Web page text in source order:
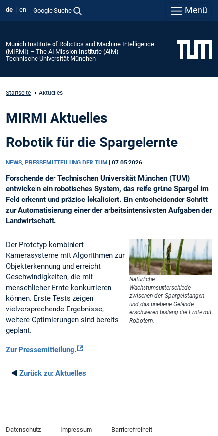
de en Google Suche Menü
Munich Institute of Robotics and Machine Intelligence
(MIRMI) – The AI Mission Institute (AIM)
Technische Universität München
Startseite Aktuelles
MIRMI Aktuelles
Robotik für die Spargelernte
NEWS, PRESSEMITTEILUNG DER TUM 07.05.2026
Forschende der Technischen Universität München (TUM)
entwickeln ein robotisches System, das reife grüne Spargel im
Feld erkennt und präzise lokalisiert. Ein entscheidender Schritt
zur Automatisierung einer der arbeitsintensivsten Aufgaben der
Landwirtschaft.
Natürliche
Wachstumsunterschiede
zwischen den Spargelstangen
und das unebene Gelände
erschweren bislang die Ernte mit
Robotern.
Der Prototyp kombiniert
Kamerasysteme mit Algorithmen zur
Objekterkennung und erreicht
Geschwindigkeiten, die mit
menschlicher Ernte konkurrieren
können. Erste Tests zeigen
vielversprechende Ergebnisse,
weitere Optimierungen sind bereits
geplant.
Zur Pressemitteilung.
◄ Zurück zu: Aktuelles
Datenschutz Impressum Barrierefreiheit